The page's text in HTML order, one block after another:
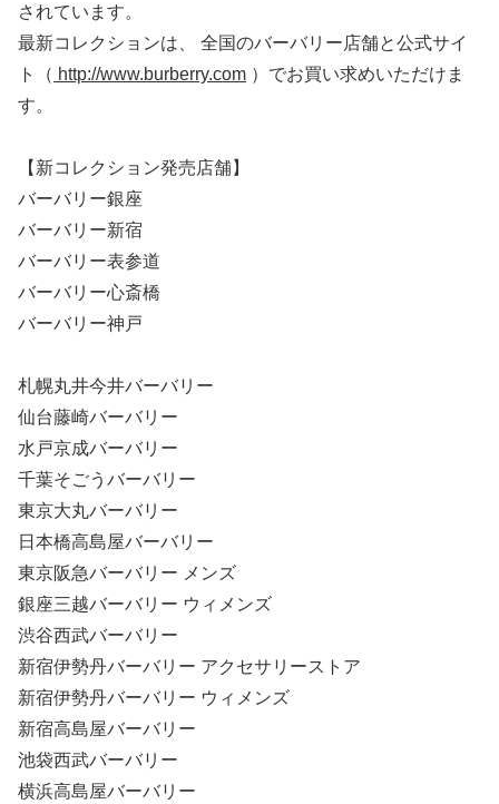
されています。
最新コレクションは、 全国のバーバリー店舗と公式サイ
ト（ http://www.burberry.com ）でお買い求めいただけま
す。
【新コレクション発売店舗】
バーバリー銀座
バーバリー新宿
バーバリー表参道
バーバリー心斎橋
バーバリー神戸
札幌丸井今井バーバリー
仙台藤崎バーバリー
水戸京成バーバリー
千葉そごうバーバリー
東京大丸バーバリー
日本橋高島屋バーバリー
東京阪急バーバリー メンズ
銀座三越バーバリー ウィメンズ
渋谷西武バーバリー
新宿伊勢丹バーバリー アクセサリーストア
新宿伊勢丹バーバリー ウィメンズ
新宿高島屋バーバリー
池袋西武バーバリー
横浜高島屋バーバリー